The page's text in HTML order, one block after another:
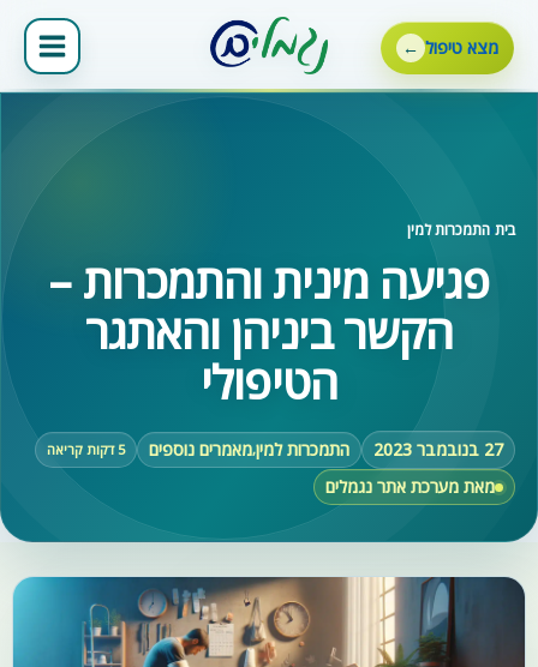
לתוכןמצא טיפול
בית‹התמכרות למין
פגיעה מינית והתמכרות –
הקשר ביניהן והאתגר
הטיפולי
27 בנובמבר 2023 התמכרות למין,מאמרים נוספים 5 דקות קריאה
מאת מערכת אתר נגמלים